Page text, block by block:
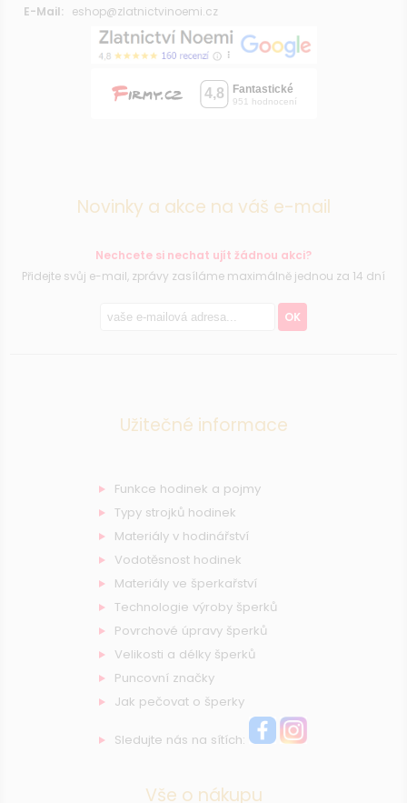
E-Mail:
eshop@zlatnictvinoemi.cz
Novinky a akce na váš e-mail
Nechcete si nechat ujít žádnou akci?
Přidejte svůj e-mail, zprávy zasíláme maximálně jednou za 14 dní
OK
Užitečné informace
Funkce hodinek a pojmy
Typy strojků hodinek
Materiály v hodinářství
Vodotěsnost hodinek
Materiály ve šperkařství
Technologie výroby šperků
Povrchové úpravy šperků
Velikosti a délky šperků
Puncovní značky
Jak pečovat o šperky
Sledujte nás na sítích:
Vše o nákupu